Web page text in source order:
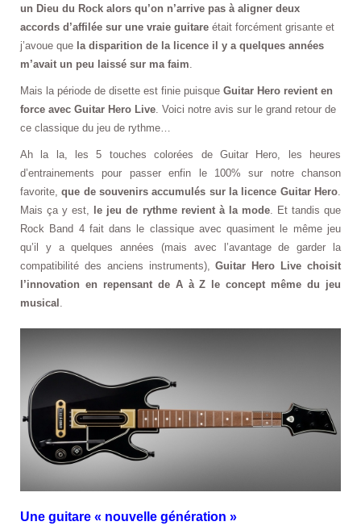
un Dieu du Rock alors qu’on n’arrive pas à aligner deux
accords d’affilée sur une vraie guitare était forcément grisante et
j’avoue que la disparition de la licence il y a quelques années
m’avait un peu laissé sur ma faim.
Mais la période de disette est finie puisque Guitar Hero revient en
force avec Guitar Hero Live. Voici notre avis sur le grand retour de
ce classique du jeu de rythme…
Ah la la, les 5 touches colorées de Guitar Hero, les heures
d’entrainements pour passer enfin le 100% sur notre chanson
favorite,que de souvenirs accumulés sur la licence Guitar Hero.
Mais ça y est,
le jeu de rythme revient à la mode. Et tandis que
Rock Band 4 fait dans le classique avec quasiment le même jeu
qu’il y a quelques années (mais avec l’avantage de garder la
compatibilité des anciens instruments),Guitar Hero Live choisit
l’innovation en repensant de A à Z le concept même du jeu
musical .
Une guitare « nouvelle génération »